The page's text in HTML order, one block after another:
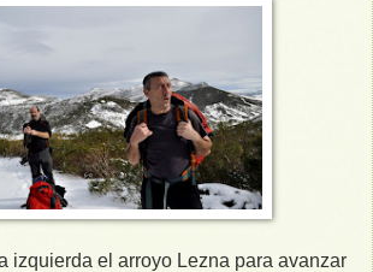
izquierda el arroyo Lezna para avanzar